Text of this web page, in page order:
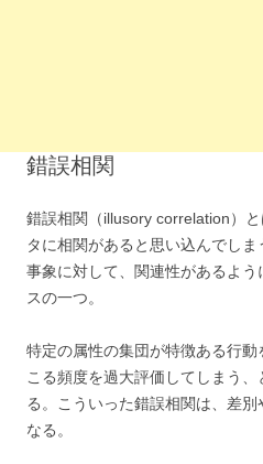
錯誤相関
錯誤相関（illusory correlation）
タに相関があると思い込んでし
事象に対して、関連性があるよ
スの一つ。
特定の属性の集団が特徴ある行
こる頻度を過大評価してしまう
る。こういった錯誤相関は、差
なる。